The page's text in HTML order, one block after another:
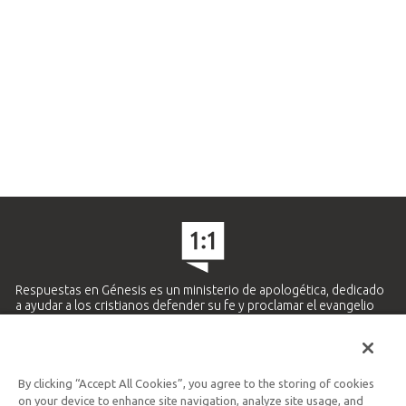
Respuestas en Génesis es un ministerio de apologética, dedicado
a ayudar a los cristianos defender su fe y proclamar el evangelio
Ministerio Hispano y Latinoamericano
By clicking “Accept All Cookies”, you agree to the storing of cookies
on your device to enhance site navigation, analyze site usage, and